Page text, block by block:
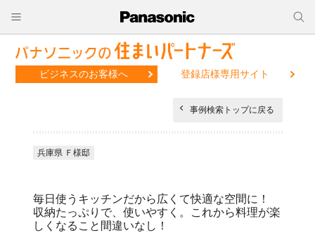
ビジネスのお客様へ 登録店様専用サイト
事例検索トップに戻る
兵庫県 Ｆ様邸
毎日使うキッチンだから広くて快適な空間に！
収納たっぷりで、使いやすく。これから料理が楽
しくなること間違いなし！